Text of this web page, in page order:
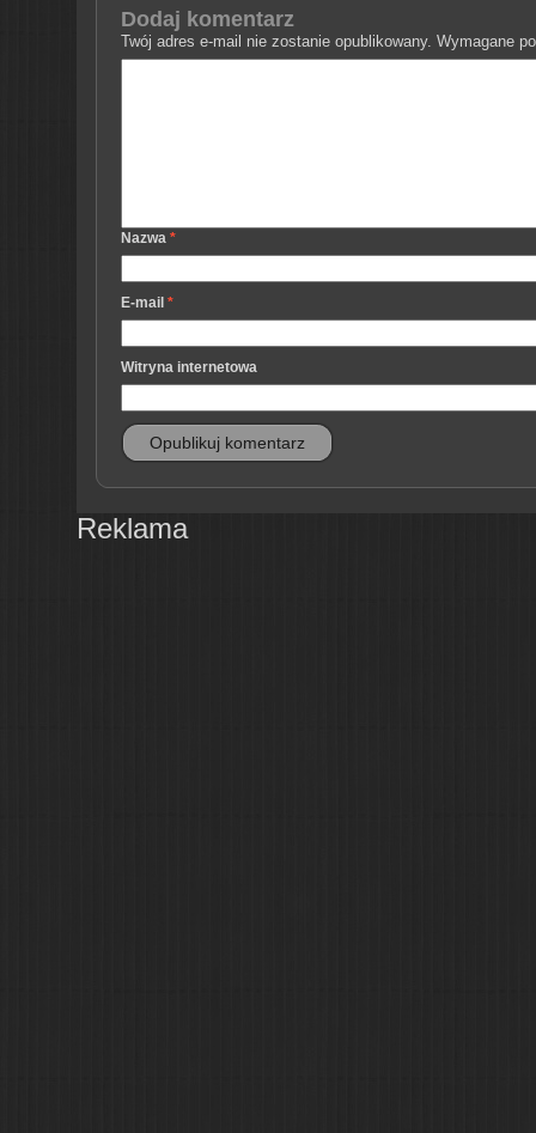
Dodaj komentarz
Twój adres e-mail nie zostanie opublikowany. Wymagane
Nazwa *
E-mail *
Witryna internetowa
Reklama